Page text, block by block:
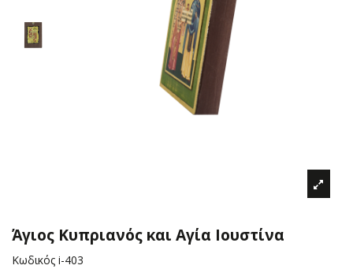
Άγιος Κυπριανός και Αγία Ιουστίνα
Κωδικός i-403